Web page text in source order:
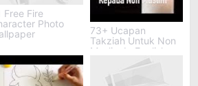
Free Fire
Photo
73+ Ucapan
Takziah Untuk Non
Muslim In English